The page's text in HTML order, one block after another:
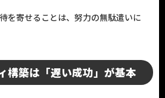
を寄せることは、努力の無駄遣いに
構築は「遅い成功」が基本